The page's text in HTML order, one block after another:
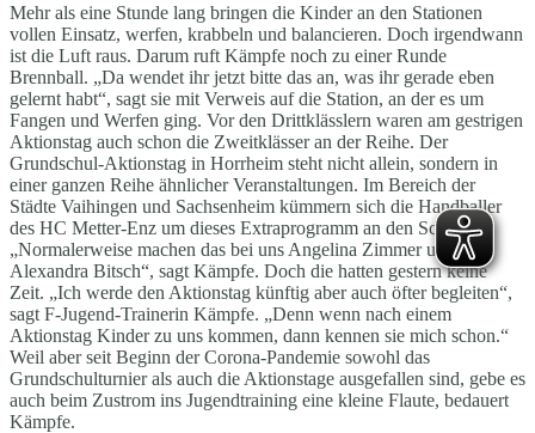
Mehr als eine Stunde lang bringen die Kinder an den Stationen
vollen Einsatz, werfen, krabbeln und balancieren. Doch irgendwann
ist die Luft raus. Darum ruft Kämpfe noch zu einer Runde
Brennball. „Da wendet ihr jetzt bitte das an, was ihr gerade eben
gelernt habt“, sagt sie mit Verweis auf die Station, an der es um
Fangen und Werfen ging. Vor den Drittklässlern waren am gestrigen
Aktionstag auch schon die Zweitklässer an der Reihe. Der
Grundschul-Aktionstag in Horrheim steht nicht allein, sondern in
einer ganzen Reihe ähnlicher Veranstaltungen. Im Bereich der
Städte Vaihingen und Sachsenheim kümmern sich die Handballer
des HC Metter-Enz um dieses Extraprogramm an den Schulen.
„Normalerweise machen das bei uns Angelina Zimmer und
Alexandra Bitsch“, sagt Kämpfe. Doch die hatten gestern keine
Zeit. „Ich werde den Aktionstag künftig aber auch öfter begleiten“,
sagt F-Jugend-Trainerin Kämpfe. „Denn wenn nach einem
Aktionstag Kinder zu uns kommen, dann kennen sie mich schon.“
Weil aber seit Beginn der Corona-Pandemie sowohl das
Grundschulturnier als auch die Aktionstage ausgefallen sind, gebe es
auch beim Zustrom ins Jugendtraining eine kleine Flaute, bedauert
Kämpfe.